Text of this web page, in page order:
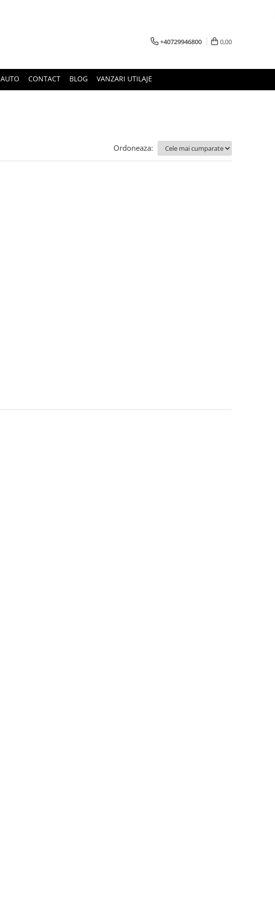
+40729946800 0,00
CONTACT BLOG VANZARI UTILAJE
Ordoneaza: